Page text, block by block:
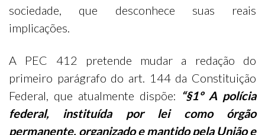
sociedade, que desconhece suas reais
implicações.
A PEC 412 pretende mudar a redação do
primeiro parágrafo do art. 144 da Constituição
Federal, que atualmente dispõe: “§1º A polícia
federal, instituída por lei como órgão
permanente, organizado e mantido pela União e